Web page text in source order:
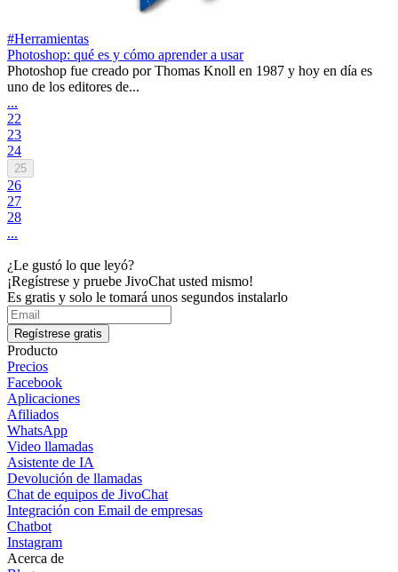
#Herramientas
Photoshop: qué es y cómo aprender a usar
Photoshop fue creado por Thomas Knoll en 1987 y hoy en día es
uno de los editores de...
...
22
23
24
25
26
27
28
...
¿Le gustó lo que leyó?
¡Regístrese y pruebe JivoChat usted mismo!
Es gratis y solo le tomará unos segundos instalarlo
Regístrese gratis
Producto
Precios
Facebook
Aplicaciones
Afiliados
WhatsApp
Video llamadas
Asistente de IA
Devolución de llamadas
Chat de equipos de JivoChat
Integración con Email de empresas
Chatbot
Instagram
Acerca de